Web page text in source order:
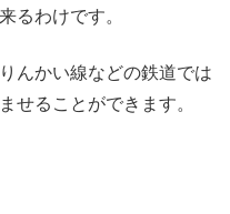
るわけです。
んかい線などの鉄道では
せることができます。